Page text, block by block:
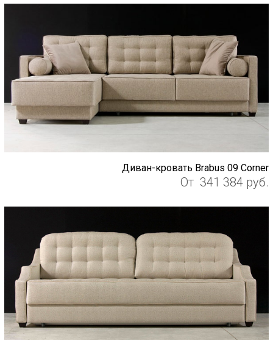
Диван-кровать Brabus 09 Corner
От 341 384 руб.